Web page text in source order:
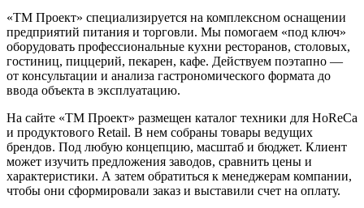
«ТМ Проект» специализируется на комплексном оснащении
предприятий питания и торговли. Мы помогаем «под ключ»
оборудовать профессиональные кухни ресторанов, столовых,
гостиниц, пиццерий, пекарен, кафе. Действуем поэтапно —
от консультации и анализа гастрономического формата до
ввода объекта в эксплуатацию.
На сайте «ТМ Проект» размещен каталог техники для HoReCa
и продуктового Retail. В нем собраны товары ведущих
брендов. Под любую концепцию, масштаб и бюджет. Клиент
может изучить предложения заводов, сравнить цены и
характеристики. А затем обратиться к менеджерам компании,
чтобы они сформировали заказ и выставили счет на оплату.